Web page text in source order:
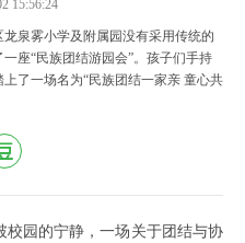
15:56:24
泉雾小学及附属园没有采用传统的
座“民族团结游园会”。孩子们手持
了一场名为“民族团结一家亲 童心共
校园的宁静，一场关于团结与协